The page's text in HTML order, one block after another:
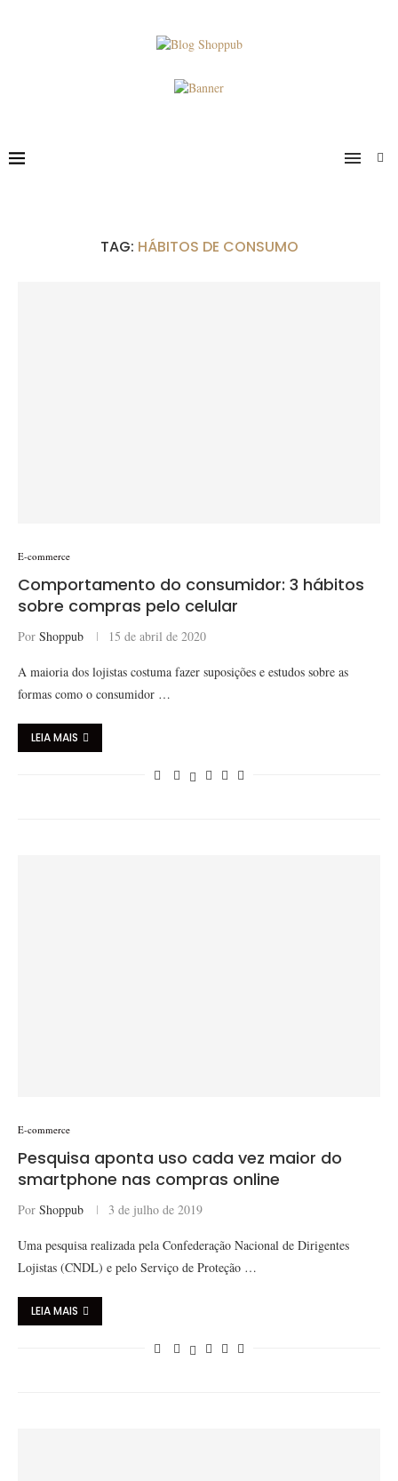
TAG: HÁBITOS DE CONSUMO
E-commerce
Comportamento do consumidor: 3 hábitos
sobre compras pelo celular
Por Shoppub 15 de abril de 2020
A maioria dos lojistas costuma fazer suposições e estudos sobre as
formas como o consumidor …
LEIA MAIS
E-commerce
Pesquisa aponta uso cada vez maior do
smartphone nas compras online
Por Shoppub 3 de julho de 2019
Uma pesquisa realizada pela Confederação Nacional de Dirigentes
Lojistas (CNDL) e pelo Serviço de Proteção …
LEIA MAIS